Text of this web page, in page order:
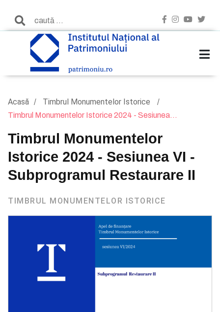
Acasă Timbrul Monumentelor Istorice
Timbrul Monumentelor Istorice 2024 - Sesiunea...
Timbrul Monumentelor
Istorice 2024 - Sesiunea VI -
Subprogramul Restaurare II
TIMBRUL MONUMENTELOR ISTORICE